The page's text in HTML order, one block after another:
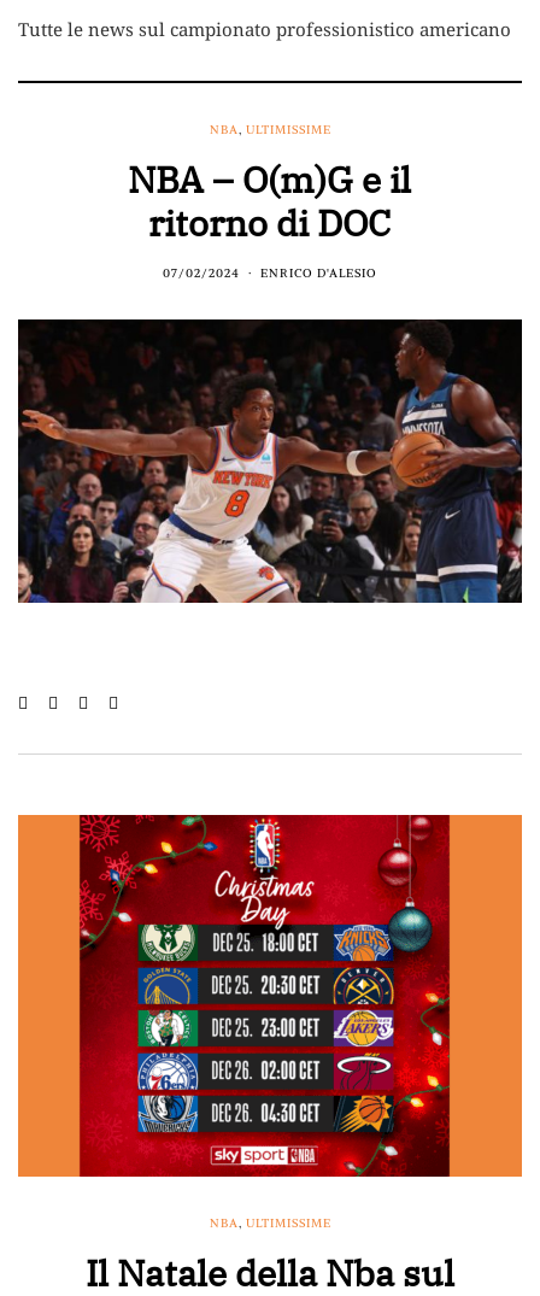
Tutte le news sul campionato professionistico americano
NBA, ULTIMISSIME
NBA – O(m)G e il
ritorno di DOC
07/02/2024 ENRICO D'ALESIO
NBA, ULTIMISSIME
Il Natale della Nba sul